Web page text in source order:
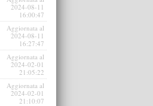
2024-08-11
16:00:47
Aggiornata al
2024-08-11
16:27:47
Aggiornata al
2024-02-01
21:05:22
Aggiornata al
2024-02-01
21:10:07